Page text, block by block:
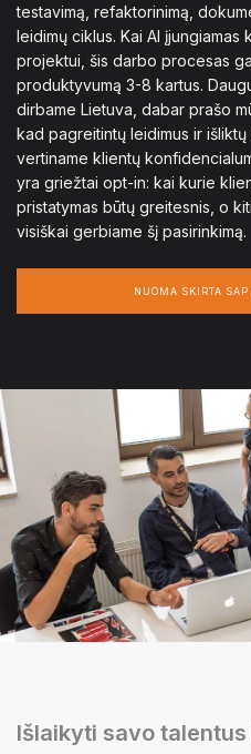
testavimą, refaktorinimą,
leidimų ciklus. Kai AI įjungiamas
projektui, šis darbo procesas
produktyvumą 3-8 kartus.
dirbame Lietuva, dabar prašo
kad pagreitintų leidimus ir
vertiname klientų
yra griežtai opt-in: kai kurie
pristatymas būtų greitesnis, o
visiškai gerbiame šį pasirinkimą.
NUOMA SKIRTA SAP
Išlaikyti savo